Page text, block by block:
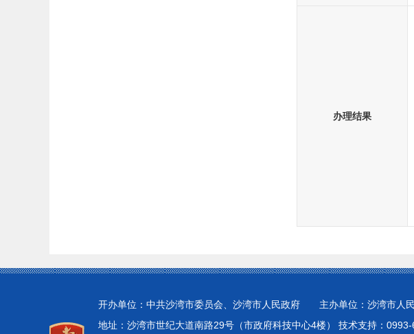
办理结果
开办单位：中共沙湾市委员会、沙湾市人民政府 主办单位：沙湾市人
地址：沙湾市世纪大道南路29号（市政府科技中心4楼） 技术支持：